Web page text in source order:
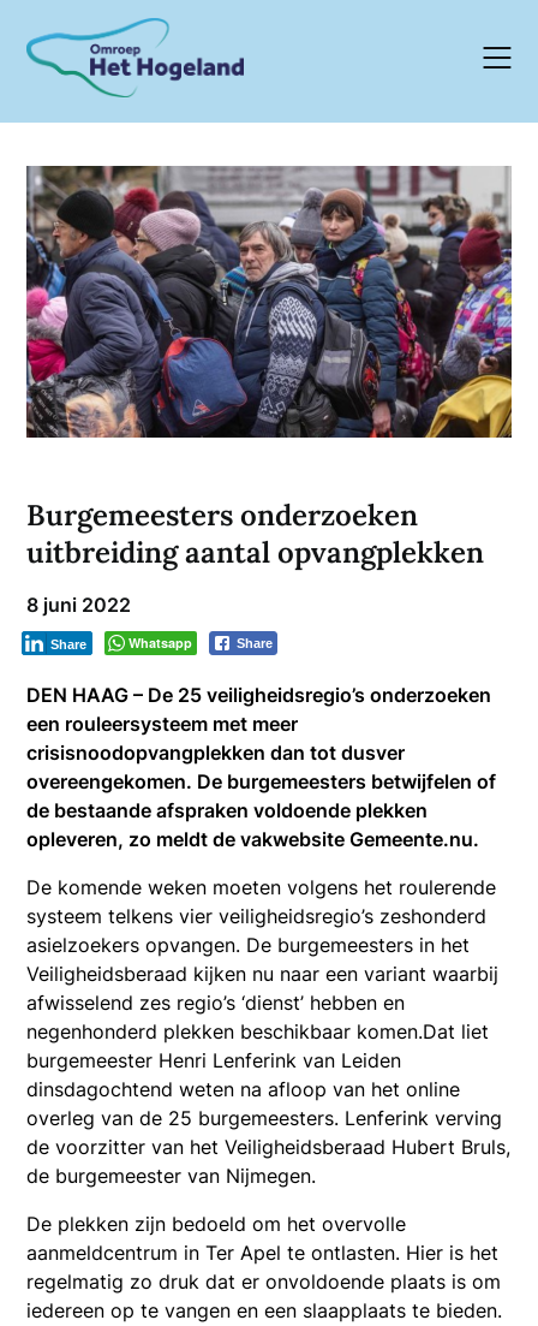
content
Burgemeesters onderzoeken
uitbreiding aantal opvangplekken
8 juni 2022
Whatsapp Share
Share
DEN HAAG – De 25 veiligheidsregio’s onderzoeken
een rouleersysteem met meer
crisisnoodopvangplekken dan tot dusver
overeengekomen. De burgemeesters betwijfelen of
de bestaande afspraken voldoende plekken
opleveren, zo meldt de vakwebsite Gemeente.nu.
De komende weken moeten volgens het roulerende
systeem telkens vier veiligheidsregio’s zeshonderd
asielzoekers opvangen. De burgemeesters in het
Veiligheidsberaad kijken nu naar een variant waarbij
afwisselend zes regio’s ‘dienst’ hebben en
negenhonderd plekken beschikbaar komen.Dat liet
burgemeester Henri Lenferink van Leiden
dinsdagochtend weten na afloop van het online
overleg van de 25 burgemeesters. Lenferink verving
de voorzitter van het Veiligheidsberaad Hubert Bruls,
de burgemeester van Nijmegen.
De plekken zijn bedoeld om het overvolle
aanmeldcentrum in Ter Apel te ontlasten. Hier is het
regelmatig zo druk dat er onvoldoende plaats is om
iedereen op te vangen en een slaapplaats te bieden.